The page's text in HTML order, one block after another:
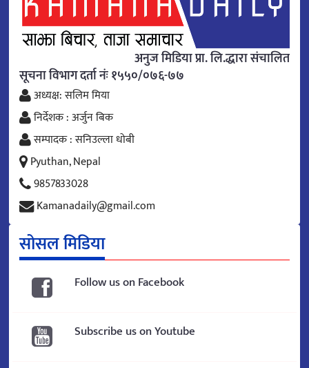
अनुज मिडिया प्रा. लि.द्धारा संचालित
सूचना विभाग दर्ता नंः १५५०/०७६-७७
अध्यक्ष: सलिम मिया
निर्देशक : अर्जुन बिक
सम्पादक : सनिउल्ला धोबी
Pyuthan, Nepal
9857833028
Kamanadaily@gmail.com
सोसल मिडिया
Follow us on Facebook
Subscribe us on Youtube